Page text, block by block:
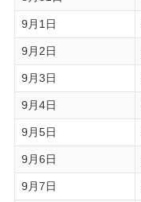
9月1日
9月2日
9月3日
9月4日
9月5日
9月6日
9月7日